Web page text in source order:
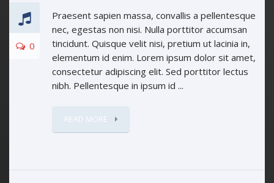
0
Praesent sapien massa, convallis a pellentesque
nec, egestas non nisi. Nulla porttitor accumsan
tincidunt. Quisque velit nisi, pretium ut lacinia in,
elementum id enim. Lorem ipsum dolor sit amet,
consectetur adipiscing elit. Sed porttitor lectus
nibh. Pellentesque in ipsum id ...
READ MORE